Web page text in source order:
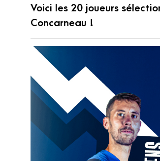
Voici les 20 joueurs
Concarneau !